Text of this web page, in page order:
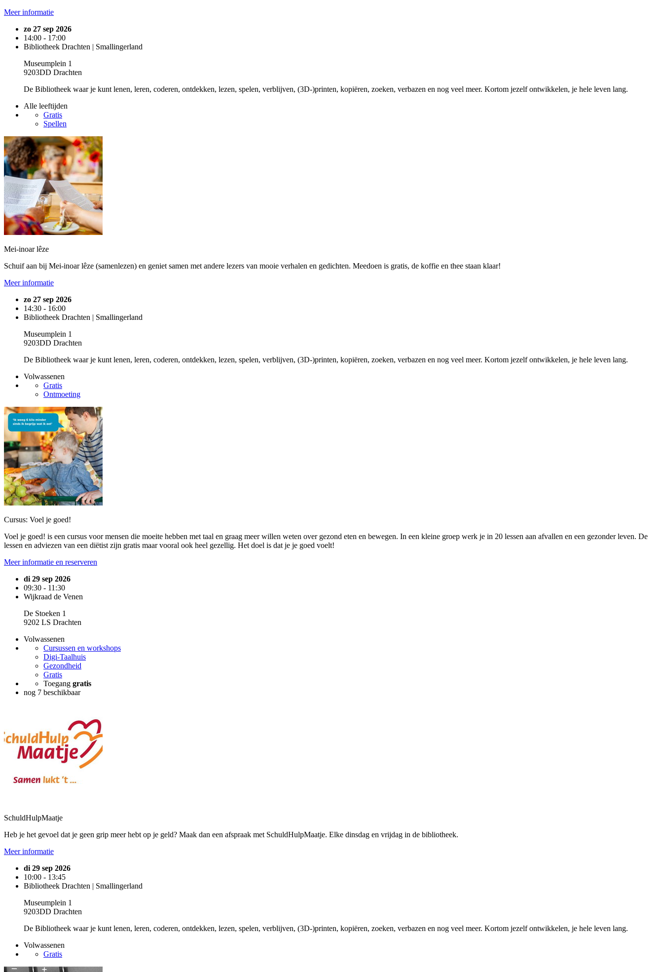
Meer informatie
zo 27 sep 2026
14:00 - 17:00
Bibliotheek Drachten | Smallingerland
Museumplein 1
9203DD Drachten
De Bibliotheek waar je kunt lenen, leren, coderen, ontdekken, lezen, spelen, verblijven, (3D-)printen, kopiëren, zoeken, verbazen en nog veel meer. Kortom jezelf ontwikkelen, je hele leven lang.
Alle leeftijden
Gratis
Spellen
Mei-inoar lêze
Schuif aan bij Mei-inoar lêze (samenlezen) en geniet samen met andere lezers van mooie verhalen en gedichten. Meedoen is gratis, de koffie en thee staan klaar!
Meer informatie
zo 27 sep 2026
14:30 - 16:00
Bibliotheek Drachten | Smallingerland
Museumplein 1
9203DD Drachten
De Bibliotheek waar je kunt lenen, leren, coderen, ontdekken, lezen, spelen, verblijven, (3D-)printen, kopiëren, zoeken, verbazen en nog veel meer. Kortom jezelf ontwikkelen, je hele leven lang.
Volwassenen
Gratis
Ontmoeting
Cursus: Voel je goed!
Voel je goed! is een cursus voor mensen die moeite hebben met taal en graag meer willen weten over gezond eten en bewegen. In een kleine groep werk je in 20 lessen aan afvallen en een gezonder leven. De
lessen en adviezen van een diëtist zijn gratis maar vooral ook heel gezellig. Het doel is dat je je goed voelt!
Meer informatie en reserveren
di 29 sep 2026
09:30 - 11:30
Wijkraad de Venen
De Stoeken 1
9202 LS Drachten
Volwassenen
Cursussen en workshops
Digi-Taalhuis
Gezondheid
Gratis
Toegang gratis
nog 7 beschikbaar
SchuldHulpMaatje
Heb je het gevoel dat je geen grip meer hebt op je geld? Maak dan een afspraak met SchuldHulpMaatje. Elke dinsdag en vrijdag in de bibliotheek.
Meer informatie
di 29 sep 2026
10:00 - 13:45
Bibliotheek Drachten | Smallingerland
Museumplein 1
9203DD Drachten
De Bibliotheek waar je kunt lenen, leren, coderen, ontdekken, lezen, spelen, verblijven, (3D-)printen, kopiëren, zoeken, verbazen en nog veel meer. Kortom jezelf ontwikkelen, je hele leven lang.
Volwassenen
Gratis